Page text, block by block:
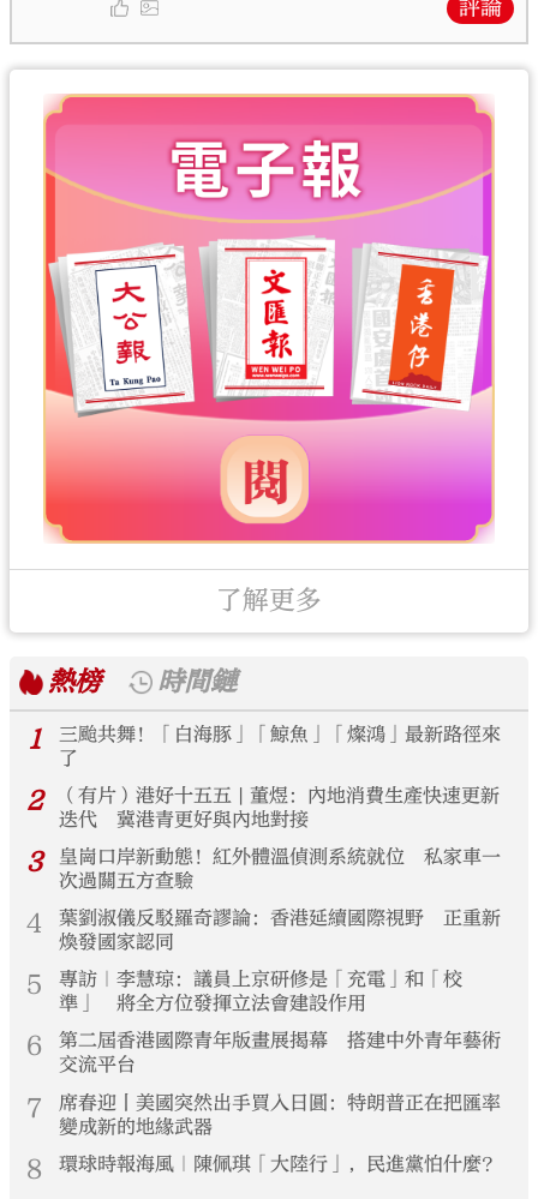
評論
了解更多
熱榜
時間鏈
1
三颱共舞！「白海豚」「鯨魚」「燦鴻」最新路徑來
了
2
（有片）港好十五五 | 董煜：內地消費生產快速更新
迭代 冀港青更好與內地對接
3
皇崗口岸新動態！紅外體溫偵測系統就位 私家車一
次過關五方查驗
4
葉劉淑儀反駁羅奇謬論：香港延續國際視野 正重新
煥發國家認同
5
專訪｜李慧琼：議員上京研修是「充電」和「校
準」 將全方位發揮立法會建設作用
6
第二屆香港國際青年版畫展揭幕 搭建中外青年藝術
交流平台
7
席春迎丨美國突然出手買入日圓：特朗普正在把匯率
變成新的地緣武器
8 環球時報海風｜陳佩琪「大陸行」，民進黨怕什麼？